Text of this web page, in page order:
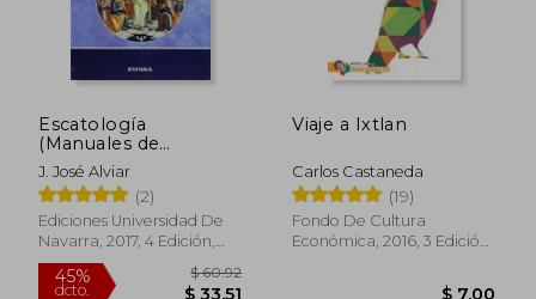
Escatología
(Manuales de
Teología)
J. José Alviar
(2)
Ediciones Universidad De
Navarra, 2017, 4 Edición,
Tapa Blanda, Nuevo
Viaje a Ixtlan
Carlos Castaneda
(19)
Fondo De Cultura
Económica, 2016, 3 Edición,